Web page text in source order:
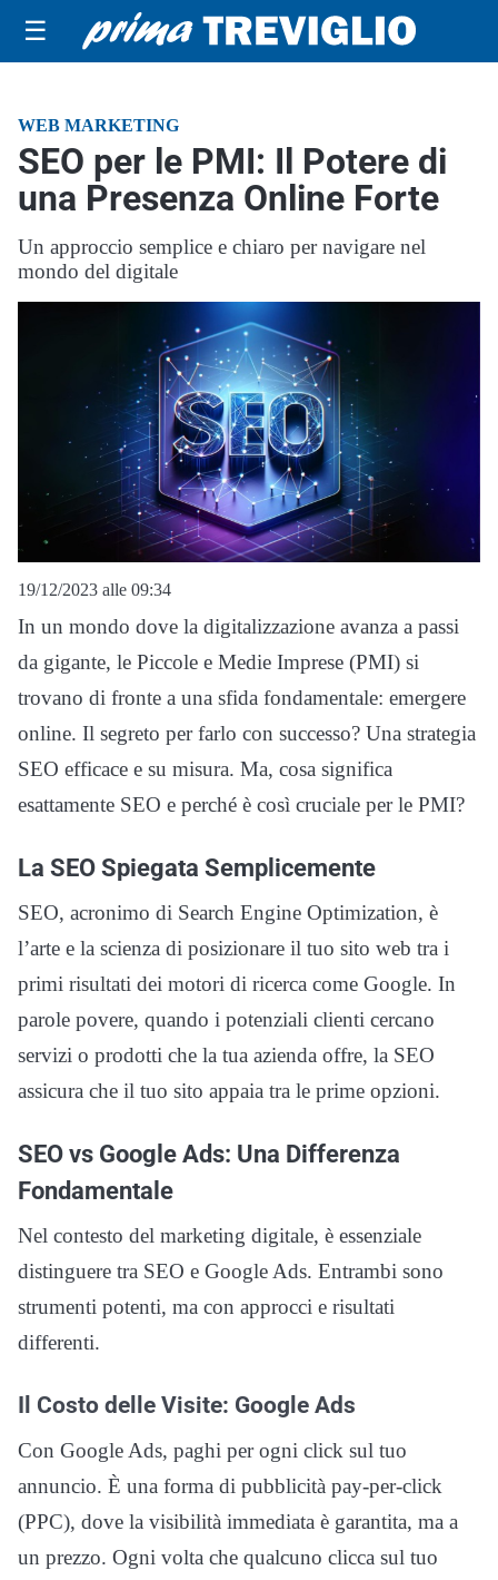
☰
WEB MARKETING
SEO per le PMI: Il Potere di
una Presenza Online Forte
Un approccio semplice e chiaro per navigare nel
mondo del digitale
19/12/2023 alle 09:34
In un mondo dove la digitalizzazione avanza a passi
da gigante, le Piccole e Medie Imprese (PMI) si
trovano di fronte a una sfida fondamentale: emergere
online. Il segreto per farlo con successo? Una strategia
SEO efficace e su misura. Ma, cosa significa
esattamente SEO e perché è così cruciale per le PMI?
La SEO Spiegata Semplicemente
SEO, acronimo di Search Engine Optimization, è
l’arte e la scienza di posizionare il tuo sito web tra i
primi risultati dei motori di ricerca come Google. In
parole povere, quando i potenziali clienti cercano
servizi o prodotti che la tua azienda offre, la SEO
assicura che il tuo sito appaia tra le prime opzioni.
SEO vs Google Ads: Una Differenza
Fondamentale
Nel contesto del marketing digitale, è essenziale
distinguere tra SEO e Google Ads. Entrambi sono
strumenti potenti, ma con approcci e risultati
differenti.
Il Costo delle Visite: Google Ads
Con Google Ads, paghi per ogni click sul tuo
annuncio. È una forma di pubblicità pay-per-click
(PPC), dove la visibilità immediata è garantita, ma a
un prezzo. Ogni volta che qualcuno clicca sul tuo